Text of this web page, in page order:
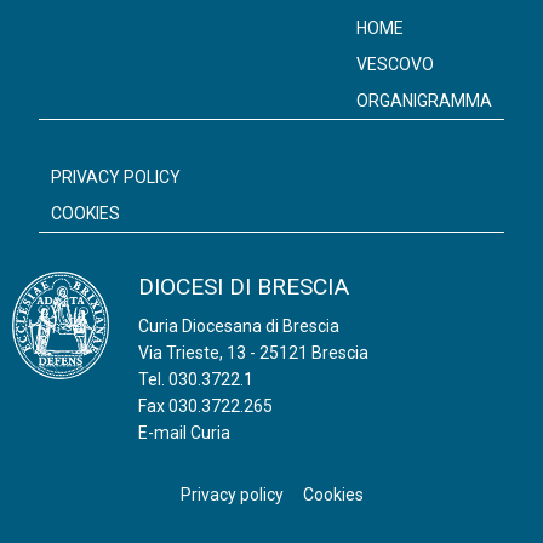
DIOCESI DI BRESCIA
Curia Diocesana di Brescia
Via Trieste, 13 - 25121 Brescia
Tel. 030.3722.1
Fax 030.3722.265
E-mail Curia
HOME
VESCOVO
ORGANIGRAMMA
PRIVACY POLICY
COOKIES
Privacy policy Cookies